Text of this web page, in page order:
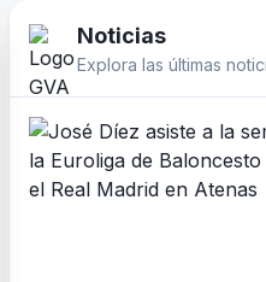
Noticias
Explora las últimas